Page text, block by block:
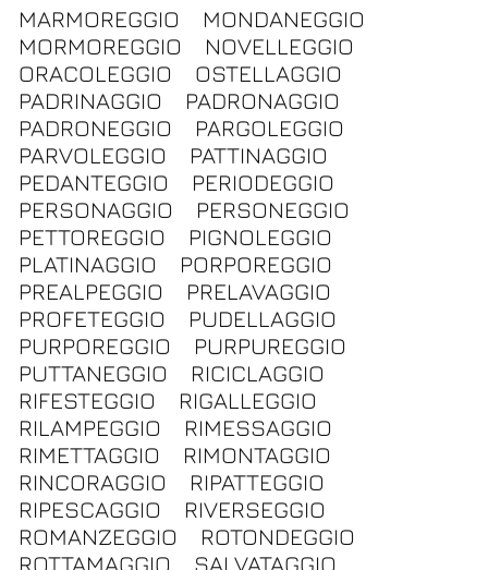
MARMOREGGIO
MONDANEGGIO
MORMOREGGIO
NOVELLEGGIO
ORACOLEGGIO
OSTELLAGGIO
PADRINAGGIO
PADRONAGGIO
PADRONEGGIO
PARGOLEGGIO
PARVOLEGGIO
PATTINAGGIO
PEDANTEGGIO
PERIODEGGIO
PERSONAGGIO
PERSONEGGIO
PETTOREGGIO
PIGNOLEGGIO
PLATINAGGIO
PORPOREGGIO
PREALPEGGIO
PRELAVAGGIO
PROFETEGGIO
PUDELLAGGIO
PURPOREGGIO
PURPUREGGIO
PUTTANEGGIO
RICICLAGGIO
RIFESTEGGIO
RIGALLEGGIO
RILAMPEGGIO
RIMESSAGGIO
RIMETTAGGIO
RIMONTAGGIO
RINCORAGGIO
RIPATTEGGIO
RIPESCAGGIO
RIVERSEGGIO
ROMANZEGGIO
ROTONDEGGIO
ROTTAMAGGIO
SALVATAGGIO